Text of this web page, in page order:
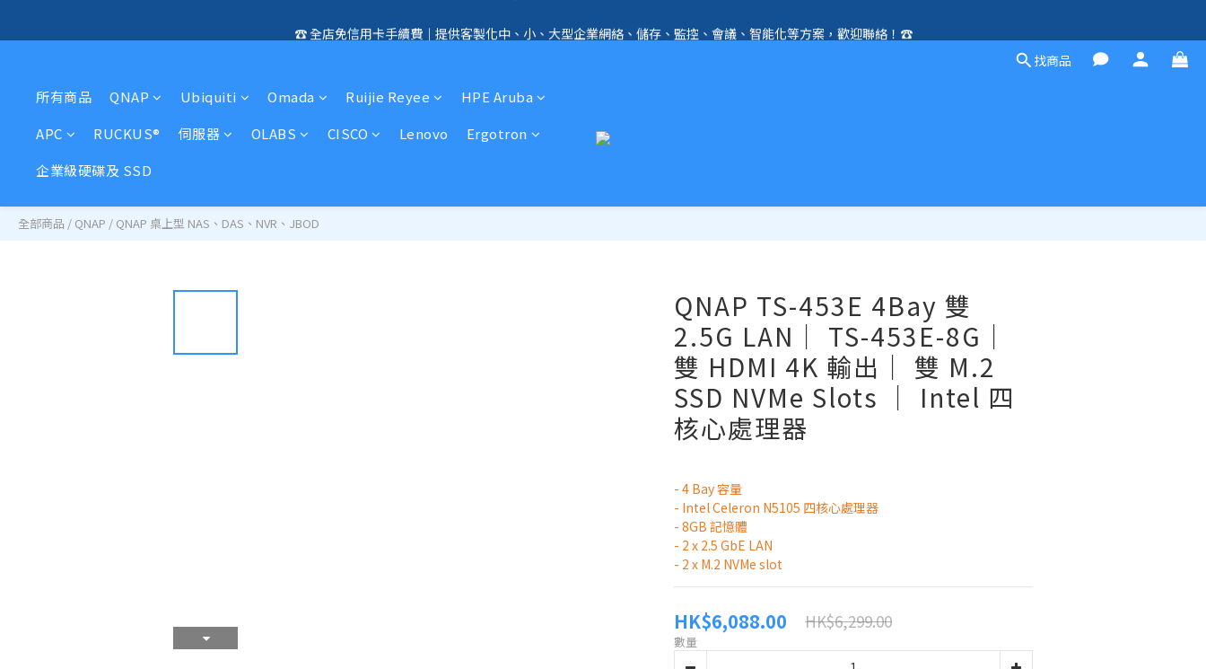
找商品
所有商品 QNAP Ubiquiti Omada Ruijie Reyee
HPE Aruba
APC
RUCKUS® 伺服器 OLABS CISCO Lenovo
Ergotron
企業級硬碟及 SSD
全部商品 / QNAP / QNAP 桌上型 NAS、DAS、NVR、JBOD
QNAP TS-453E 4Bay 雙
2.5G LAN｜ TS-453E-8G｜
雙 HDMI 4K 輸出｜ 雙 M.2
SSD NVMe Slots ｜ Intel 四
核心處理器
- 4 Bay 容量
- Intel Celeron N5105 四核心處理器
- 8GB 記憶體
- 2 x 2.5 GbE LAN
- 2 x M.2 NVMe slot
HK$6,088.00 HK$6,299.00
數量